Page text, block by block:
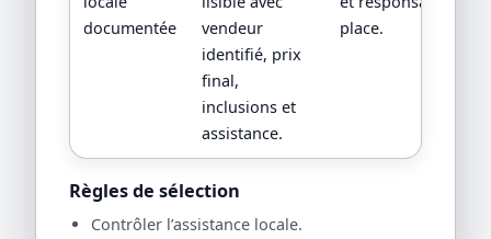
documentée
vendeur
identifié, prix
final,
inclusions et
assistance.
place.
Règles de sélection
Contrôler l’assistance locale.